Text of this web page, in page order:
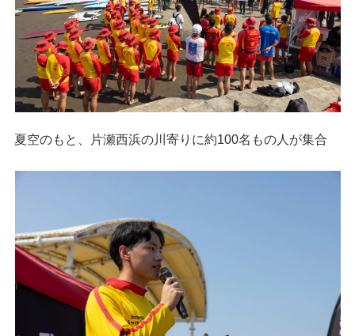
夏空のもと、片瀬西浜の川寄りに約100名もの人が集合